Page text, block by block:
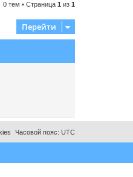
0 тем • Страница 1 из 1
Перейти
Часовой пояс: UTC